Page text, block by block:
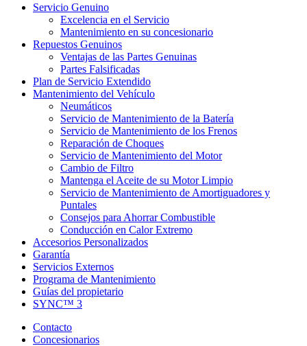
Servicio Genuino
Excelencia en el Servicio
Mantenimiento en su concesionario
Repuestos Genuinos
Ventajas de las Partes Genuinas
Partes Falsificadas
Plan de Servicio Extendido
Mantenimiento del Vehículo
Neumáticos
Servicio de Mantenimiento de la Batería
Servicio de Mantenimiento de los Frenos
Reparación de Choques
Servicio de Mantenimiento del Motor
Cambio de Filtro
Mantenga el Aceite de su Motor Limpio
Servicio de Mantenimiento de Amortiguadores y
Puntales
Consejos para Ahorrar Combustible
Conducción en Calor Extremo
Accesorios Personalizados
Garantía
Servicios Externos
Programa de Mantenimiento
Guías del propietario
SYNC™ 3
Contacto
Concesionarios